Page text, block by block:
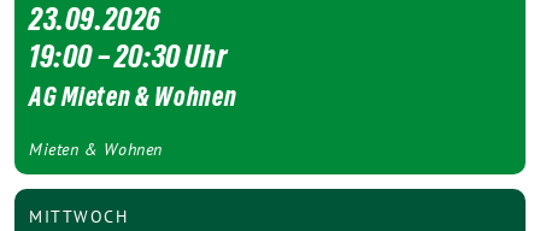
23.09.2026
19:00 – 20:30 Uhr
AG Mieten & Wohnen
Mieten & Wohnen
MITTWOCH